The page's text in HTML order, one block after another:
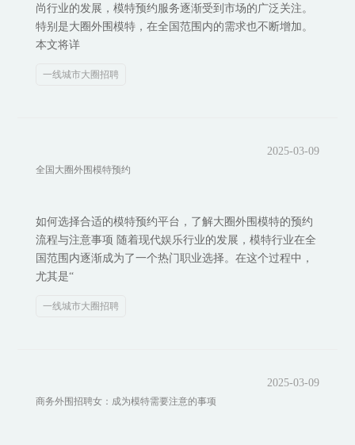
尚行业的发展，模特预约服务逐渐受到市场的广泛关注。
特别是大圈外围模特，在全国范围内的需求也不断增加。
本文将详
一线城市大圈招聘
全国大圈外围模特预约
2025-03-09
如何选择合适的模特预约平台，了解大圈外围模特的预约
流程与注意事项 随着现代娱乐行业的发展，模特行业在全
国范围内逐渐成为了一个热门职业选择。在这个过程中，
尤其是“
一线城市大圈招聘
商务外围招聘女：成为模特需要注意的事项
2025-03-09